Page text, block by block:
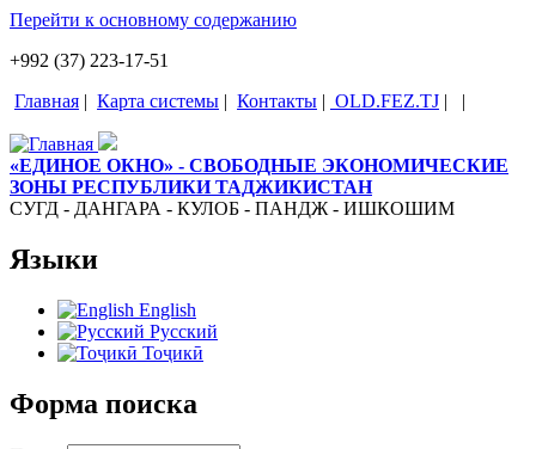
Перейти к основному содержанию
+992 (37) 223-17-51
Главная | Карта системы | Контакты | OLD.FEZ.TJ | |
«ЕДИНОЕ ОКНО» - СВОБОДНЫЕ ЭКОНОМИЧЕСКИЕ
ЗОНЫ РЕСПУБЛИКИ ТАДЖИКИСТАН
СУГД - ДАНГАРА - КУЛОБ - ПАНДЖ - ИШКОШИМ
Языки
English
Русский
Тоҷикӣ
Форма поиска